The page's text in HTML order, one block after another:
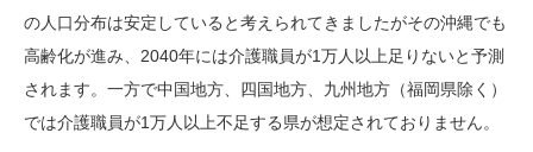
の人口分布は安定していると考えられてきましたがその沖縄でも
高齢化が進み、2040年には介護職員が1万人以上足りないと予測
されます。一方で中国地方、四国地方、九州地方（福岡県除く）
では介護職員が1万人以上不足する県が想定されておりません。